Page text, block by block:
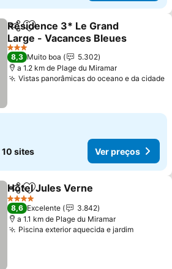
PartilharAdicionar aos favoritos
Résidence 3* Le Grand
Large - Vacances Bleues
3 Estrelas
8,3 Muito boa
5.302
a 1.2 km de Plage du Miramar
Vistas panorâmicas do oceano e da cidade
10 sites Ver preços
PartilharAdicionar aos favoritos
Hôtel Jules Verne
4 Estrelas
8,6 Excelente
3.842
a 1.1 km de Plage du Miramar
Piscina exterior aquecida e jardim